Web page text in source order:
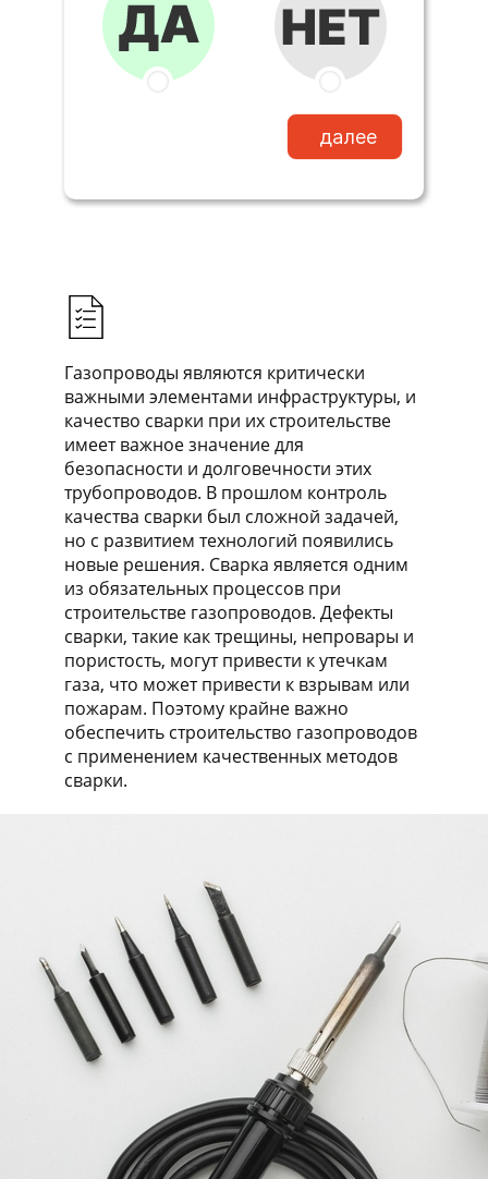
далее
Газопроводы являются критически
важными элементами инфраструктуры, и
качество сварки при их строительстве
имеет важное значение для
безопасности и долговечности этих
трубопроводов. В прошлом контроль
качества сварки был сложной задачей,
но с развитием технологий появились
новые решения. Сварка является одним
из обязательных процессов при
строительстве газопроводов. Дефекты
сварки, такие как трещины, непровары и
пористость, могут привести к утечкам
газа, что может привести к взрывам или
пожарам. Поэтому крайне важно
обеспечить строительство газопроводов
с применением качественных методов
сварки.